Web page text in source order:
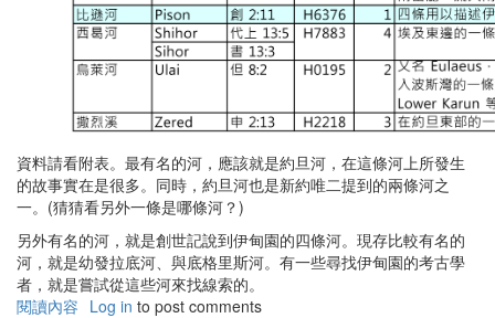
資料請看附表。最有名的河，應該就是約旦河，在這條河上所發生
的故事實在是很多。同時，約旦河也是新約唯二提到的兩條河之
一。(猜猜看另外一條是哪條河？)
另外有名的河，就是創世記說到伊甸園的四條河。現存比較有名的
河，就是幼發拉底河、與底格里斯河。有一些尋找伊甸園的考古學
者，就是嘗試從這些河來找線索的。
閱讀內容 有Log in to post comments